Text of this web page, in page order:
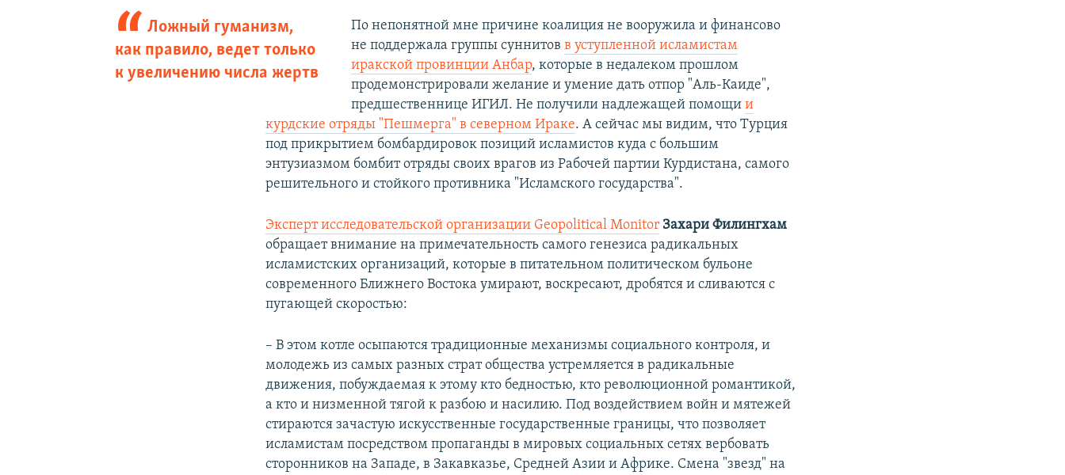
Ложный гуманизм,
как правило, ведет только
к увеличению числа жертв
По непонятной мне причине коалиция не вооружила и финансово
не поддержала группы суннитов в уступленной исламистам
иракской провинции Анбар, которые в недалеком прошлом
продемонстрировали желание и умение дать отпор "Аль-Каиде",
предшественнице ИГИЛ. Не получили надлежащей помощи и
курдские отряды "Пешмерга" в северном Ираке. А сейчас мы видим, что Турция
под прикрытием бомбардировок позиций исламистов куда с большим
энтузиазмом бомбит отряды своих врагов из Рабочей партии Курдистана, самого
решительного и стойкого противника "Исламского государства".
Эксперт исследовательской организации Geopolitical Monitor Захари Филингхам
обращает внимание на примечательность самого генезиса радикальных
исламистских организаций, которые в питательном политическом бульоне
современного Ближнего Востока умирают, воскресают, дробятся и сливаются с
пугающей скоростью:
– В этом котле осыпаются традиционные механизмы социального контроля, и
молодежь из самых разных страт общества устремляется в радикальные
движения, побуждаемая к этому кто бедностью, кто революционной романтикой,
а кто и низменной тягой к разбою и насилию. Под воздействием войн и мятежей
стираются зачастую искусственные государственные границы, что позволяет
исламистам посредством пропаганды в мировых социальных сетях вербовать
сторонников на Западе, в Закавказье, Средней Азии и Африке. Смена "звезд" на